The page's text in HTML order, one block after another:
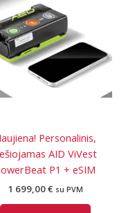
Personalinis,
AID ViVest
P1 + eSIM
1 699,00€ su PVM